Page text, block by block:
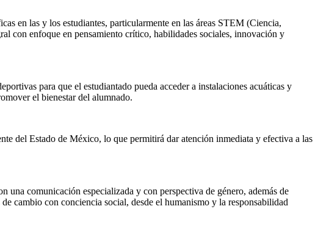
en las y los estudiantes, particularmente en las áreas STEM (Ciencia,
con enfoque en pensamiento crítico, habilidades sociales, innovación y
para que el estudiantado pueda acceder a instalaciones acuáticas y
el bienestar del alumnado.
del Estado de México, lo que permitirá dar atención inmediata y efectiva a las
comunicación especializada y con perspectiva de género, además de
cambio con conciencia social, desde el humanismo y la responsabilidad